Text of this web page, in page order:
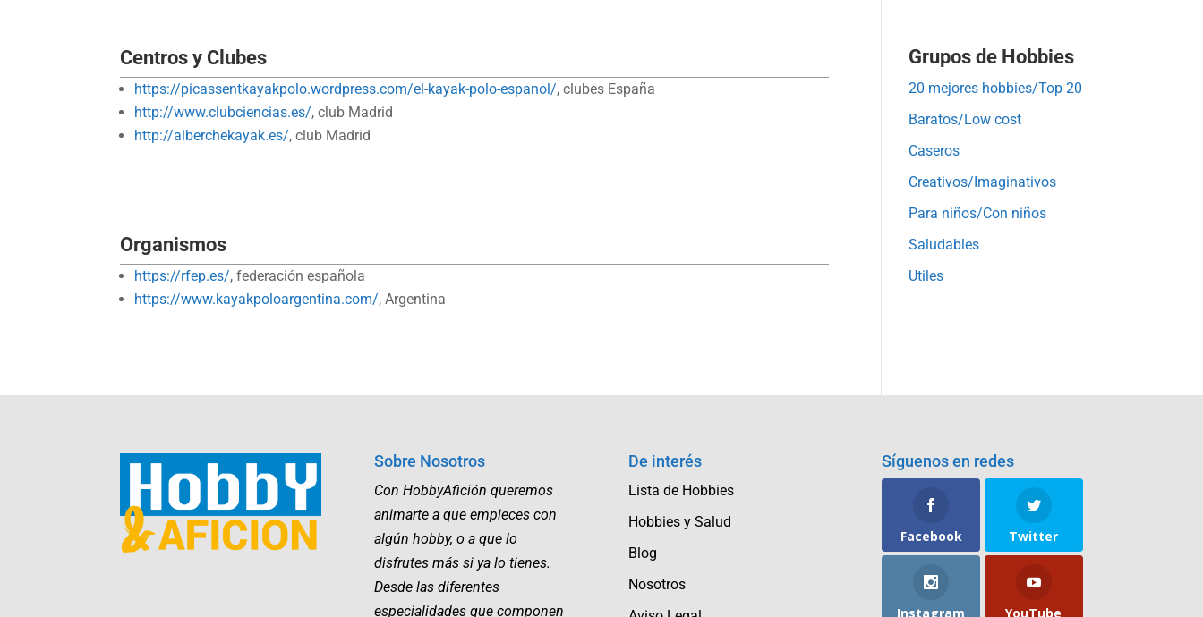
Centros y Clubes
https://picassentkayakpolo.wordpress.com/el-kayak-polo-espanol/, clubes España
http://www.clubciencias.es/, club Madrid
http://alberchekayak.es/, club Madrid
Organismos
https://rfep.es/, federación española
https://www.kayakpoloargentina.com/, Argentina
Grupos de Hobbies
20 mejores hobbies/Top 20
Baratos/Low cost
Caseros
Creativos/Imaginativos
Para niños/Con niños
Saludables
Utiles
Sobre Nosotros
Con HobbyAfición queremos
animarte a que empieces con
algún hobby, o a que lo
disfrutes más si ya lo tienes.
Desde las diferentes
especialidades que componen
De interés
Lista de Hobbies
Hobbies y Salud
Blog
Nosotros
Síguenos en redes
Facebook Twitter
Instagram YouTube